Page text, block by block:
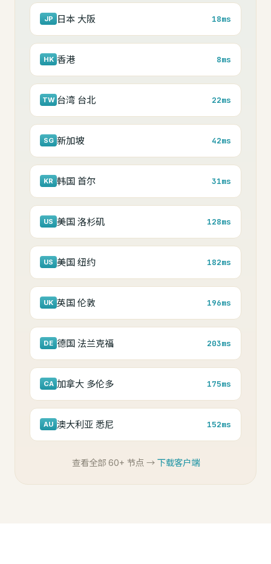
JP 日本 大阪 18ms
HK 香港 8ms
TW 台湾 台北 22ms
SG 新加坡 42ms
KR 韩国 首尔 31ms
US 美国 洛杉矶 128ms
US 美国 纽约 182ms
UK 英国 伦敦 196ms
DE 德国 法兰克福 203ms
CA 加拿大 多伦多 175ms
AU 澳大利亚 悉尼 152ms
查看全部 60+ 节点 → 下载客户端